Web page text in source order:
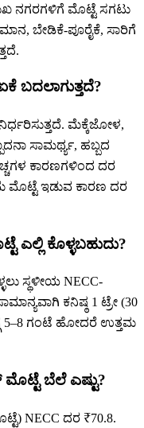
ನಗರಗಳಿಗೆ ಮೊಟ್ಟೆ ಸಗಟು
ಬೇಡಿಕೆ-ಪೂರೈಕೆ, ಸಾರಿಗೆ
ಬದಲಾಗುತ್ತದೆ?
ನಿರ್ಧರಿಸುತ್ತದೆ. ಮೆಕ್ಕೆಜೋಳ,
ಸಾಮರ್ಥ್ಯ, ಹಬ್ಬದ
ಕಾರಣಗಳಿಂದ ದರ
ಮೊಟ್ಟೆ ಇಡುವ ಕಾರಣ ದರ
ಎಲ್ಲಿ ಕೊಳ್ಳಬಹುದು?
ಸ್ಥಳೀಯ NECC-
ಕನಿಷ್ಠ 1 ಟ್ರೇ (30
5–8 ಗಂಟೆ ಹೋದರೆ ಉತ್ತಮ
ಬೆಲೆ ಎಷ್ಟು?
NECC ದರ ₹70.8.